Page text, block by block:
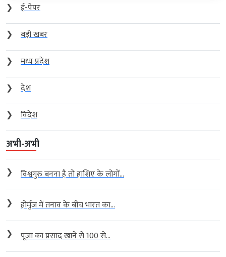
❯
ई-पेपर
❯
बड़ी खबर
❯
मध्य प्रदेश
❯
देश
❯
विदेश
अभी-अभी
❯ विश्वगुरु बनना है तो हाशिए के लोगों...
❯ होर्मुज में तनाव के बीच भारत का...
❯ पूजा का प्रसाद खाने से 100 से...